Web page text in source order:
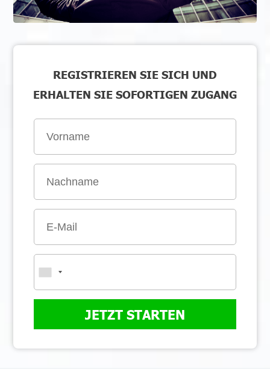
REGISTRIEREN SIE SICH UND
ERHALTEN SIE SOFORTIGEN ZUGANG
JETZT STARTEN